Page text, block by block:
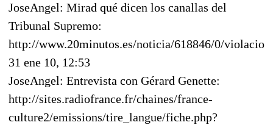
JoseAngel: Mirad qué dicen los canallas del
Tribunal Supremo:
http://www.20minutos.es/noticia/618846/0/
31 ene 10, 12:53
JoseAngel: Entrevista con Gérard Genette:
http://sites.radiofrance.fr/chaines/france-
culture2/emissions/tire_langue/fiche.php?